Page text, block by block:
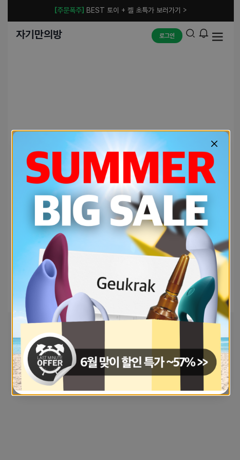
[주문폭주] BEST 토이 + 젤 초특가 보러가기 >
자기만의방 로그인
예상치 못한 에러입니다.